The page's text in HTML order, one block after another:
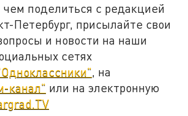
чем поделиться с редакцией
Петербург, присылайте свои
и новости на наши
сетях
, на
канал" или на электронную